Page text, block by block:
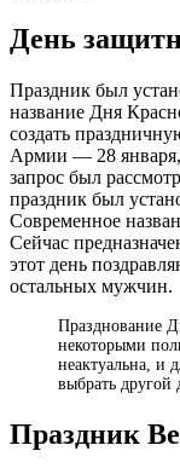
День
Праздник был
название Дня
создать
Армии — 28 января,
запрос был
праздник был
Современное
Сейчас
этот день
остальных мужчин.
Празднование
некоторыми
неактуальна, и
выбрать другой
Праздник